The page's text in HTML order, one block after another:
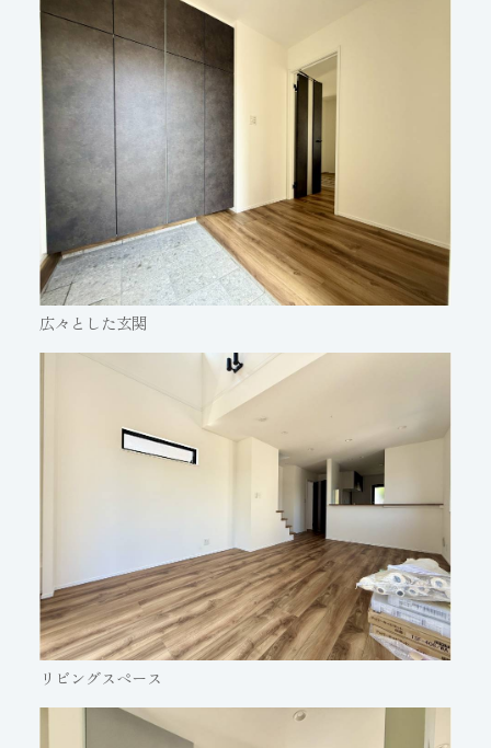
広々とした玄関
リビングスペース